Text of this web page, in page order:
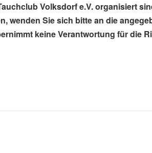
Volksdorf e.V. organisiert
wenden Sie sich bitte an die
keine Verantwortung für die